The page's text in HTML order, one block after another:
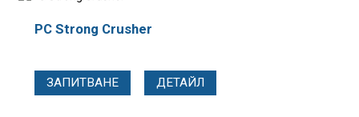
PC Strong Crusher
ЗАПИТВАНЕ ДЕТАЙЛ